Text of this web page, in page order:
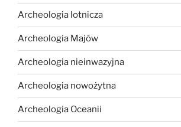
Archeologia lotnicza
Archeologia Majów
Archeologia nieinwazyjna
Archeologia nowożytna
Archeologia Oceanii